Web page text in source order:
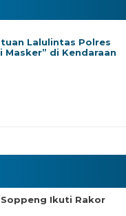
Ikuti Rakor
Lalulintas Polres
Masker” di Kendaraan